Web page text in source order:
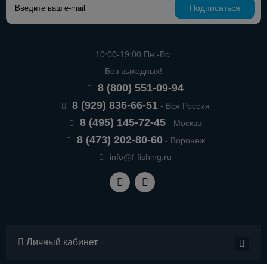
Подписаться
10:00-19:00 Пн.-Вс.
Без выходных!
8 (800) 551-09-94
8 (929) 836-66-51- Вся Россия
8 (495) 145-72-45- Москва
8 (473) 202-80-60- Воронеж
info@f-fishing.ru
Личный кабинет